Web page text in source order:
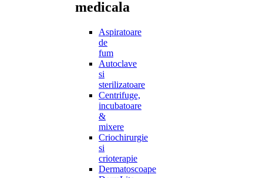
medicala
Aspiratoare
de
fum
Autoclave
si
sterilizatoare
Centrifuge,
incubatoare
&
mixere
Criochirurgie
si
crioterapie
Dermatoscoape